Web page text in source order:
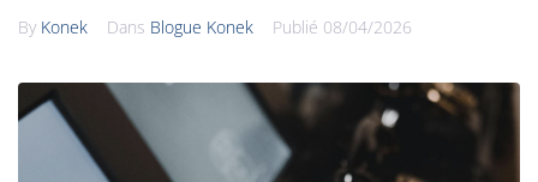
By Konek Dans Blogue Konek Publié 08/04/2026